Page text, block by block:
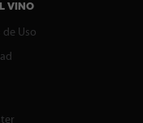
VINO
Uso